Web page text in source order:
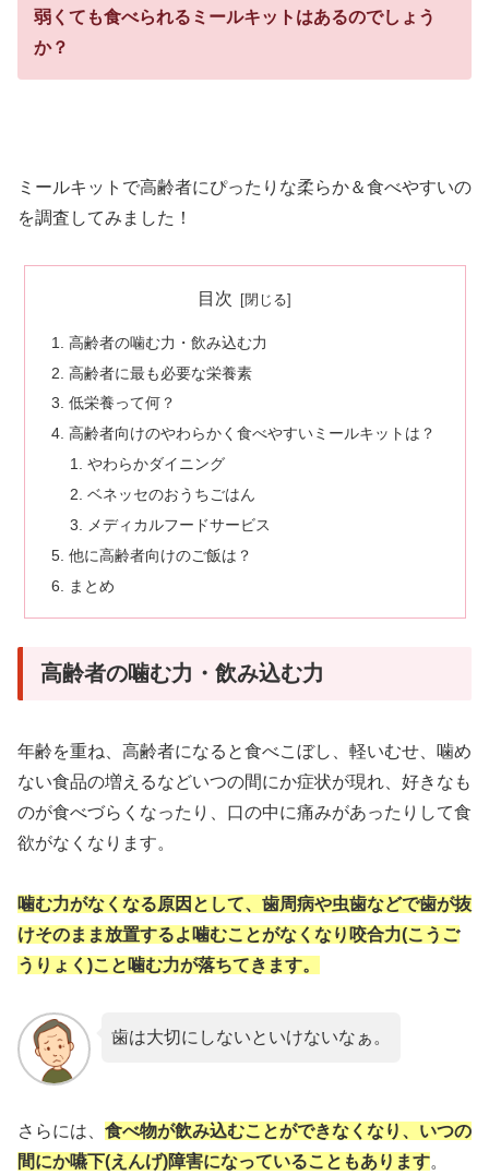
弱くても食べられるミールキットはあるのでしょう
か？
ミールキットで高齢者にぴったりな柔らか＆食べやすいの
を調査してみました！
目次
高齢者の噛む力・飲み込む力
高齢者に最も必要な栄養素
低栄養って何？
高齢者向けのやわらかく食べやすいミールキットは？
やわらかダイニング
ベネッセのおうちごはん
メディカルフードサービス
他に高齢者向けのご飯は？
まとめ
高齢者の噛む力・飲み込む力
年齢を重ね、高齢者になると食べこぼし、軽いむせ、噛め
ない食品の増えるなどいつの間にか症状が現れ、好きなも
のが食べづらくなったり、口の中に痛みがあったりして食
欲がなくなります。
噛む力がなくなる原因として、歯周病や虫歯などで歯が抜
けそのまま放置するよ噛むことがなくなり咬合力(こうご
うりょく)こと噛む力が落ちてきます。
歯は大切にしないといけないなぁ。
さらには、 食べ物が飲み込むことができなくなり、いつの
間にか嚥下(えんげ)障害になっていることもあります。